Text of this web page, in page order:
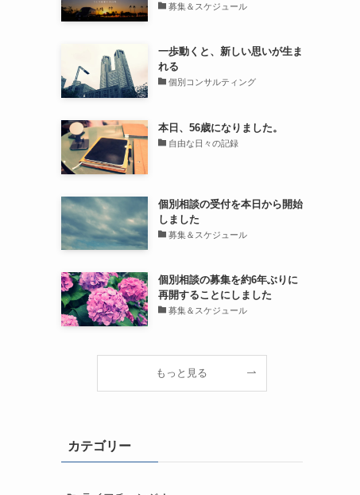
募集＆スケジュール
一歩動くと、新しい思いが生ま
れる
個別コンサルティング
本日、56歳になりました。
自由な日々の記録
個別相談の受付を本日から開始
しました
募集＆スケジュール
個別相談の募集を約6年ぶりに
再開することにしました
募集＆スケジュール
もっと見る
カテゴリー